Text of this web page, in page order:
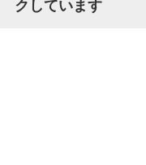
クしています